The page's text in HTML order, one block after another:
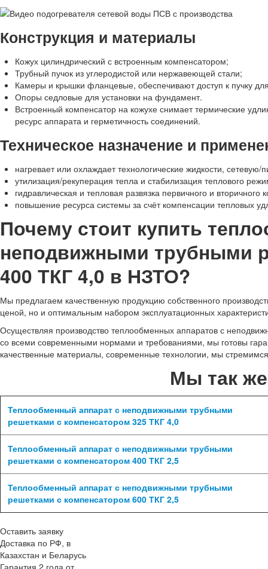
Конструкция и материалы
Кожух цилиндрический с встроенным компенсатором;
Трубный пучок из углеродистой или нержавеющей стали;
Камеры и крышки фланцевые, обеспечивают доступ к пучку
Опоры седловые для установки на фундамент.
Встроенный компенсатор на кожухе снимает термические
ресурс аппарата и герметичность соединений.
Техническое назначение и
нагревает или охлаждает технологические жидкости, сетевую/
утилизация/рекуперация тепла и стабилизация теплового
гидравлическая и тепловая развязка первичного и вторичного
повышение ресурса системы за счёт компенсации тепловых
Почему стоит купить
неподвижными трубными
400 ТКГ 4,0 в НЗТО?
Мы предлагаем качественную продукцию собственного
ценой, но и оптимальным набором эксплуатационных
Осуществляя производство теплообменных аппаратов с
со всеми современными нормами и требованиями, мы готовы
качественные материалы, современные технологии, мы
Мы так
Теплообменный аппарат с неподвижными трубными
решетками с компенсатором 325 ТКГ 4,0
Теплообменный аппарат с неподвижными трубными
решетками с компенсатором 400 ТКГ 2,5
Теплообменный аппарат с неподвижными трубными
решетками с компенсатором 600 ТКГ 2,5
Оставить заявку
Доставка по РФ, в
Казахстан и Беларусь
Гарантия 2 года от